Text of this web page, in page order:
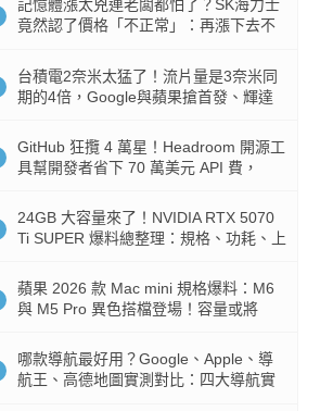
記憶體漲太兇連老闆都怕了？SK海力士
竟然認了價格「不正常」：再漲下去不
台積電2奈米太猛了！流片量是3奈米同
期的4倍，Google與蘋果搶首發、輝達
GitHub 狂攬 4 萬星！Headroom 開源工
具幫開發者省下 70 萬美元 API 費，
24GB 大容量來了！NVIDIA RTX 5070
Ti SUPER 爆料總整理：規格、功耗、上
蘋果 2026 款 Mac mini 規格爆料：M6
與 M5 Pro 異色搭檔登場！容量或將
哪款導航最好用？Google、Apple、導
航王、高德地圖實測對比：四大導航實